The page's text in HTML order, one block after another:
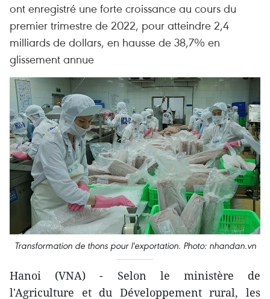
ont enregistré une forte croissance au cours du
premier trimestre de 2022, pour atteindre 2,4
milliards de dollars, en hausse de 38,7% en
glissement annue
Transformation de thons pour l'exportation. Photo: nhandan.vn
Hanoi (VNA) - Selon le ministère de
l'Agriculture et du Développement rural, les